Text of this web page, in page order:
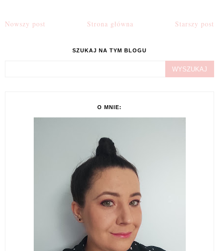
Nowszy post Starszy post
Strona główna
SZUKAJ NA TYM BLOGU
O MNIE: